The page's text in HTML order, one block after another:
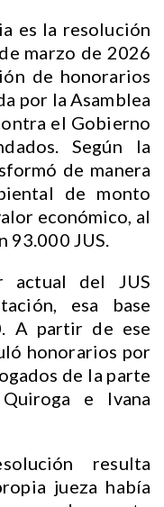
es la resolución
marzo de 2026
de honorarios
por la Asamblea
el Gobierno
Según la
de manera
de monto
económico, al
93.000 JUS.
actual del JUS
esa base
A partir de ese
honorarios por
de la parte
e Ivana
resulta
jueza había